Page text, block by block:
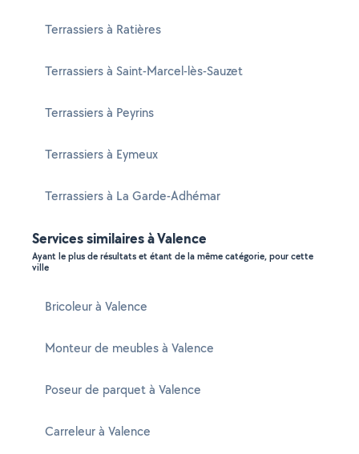
Terrassiers à Ratières
Terrassiers à Saint-Marcel-lès-Sauzet
Terrassiers à Peyrins
Terrassiers à Eymeux
Terrassiers à La Garde-Adhémar
Services similaires à Valence
Ayant le plus de résultats et étant de la même catégorie, pour cette
ville
Bricoleur à Valence
Monteur de meubles à Valence
Poseur de parquet à Valence
Carreleur à Valence